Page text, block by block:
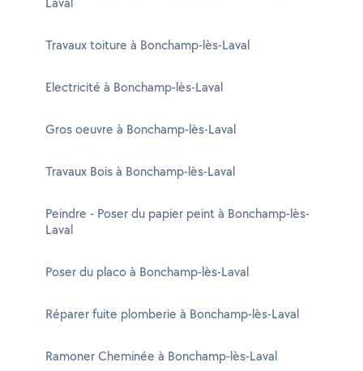
Travaux toiture à Bonchamp-lès-Laval
Electricité à Bonchamp-lès-Laval
Gros oeuvre à Bonchamp-lès-Laval
Travaux Bois à Bonchamp-lès-Laval
Peindre - Poser du papier peint à Bonchamp-lès-
Laval
Poser du placo à Bonchamp-lès-Laval
Réparer fuite plomberie à Bonchamp-lès-Laval
Ramoner Cheminée à Bonchamp-lès-Laval